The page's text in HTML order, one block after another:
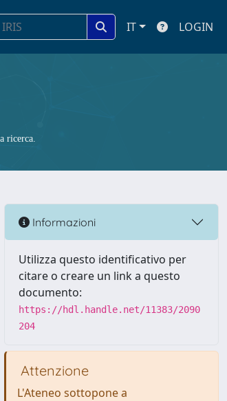
IT LOGIN
ricerca.
Informazioni
Utilizza questo identificativo per
citare o creare un link a questo
documento:
https://hdl.handle.net/11383/2090
204
Attenzione
L'Ateneo sottopone a